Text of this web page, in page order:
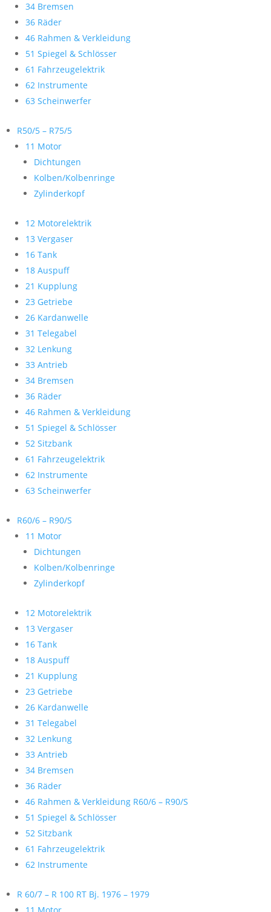
34 Bremsen
36 Räder
46 Rahmen & Verkleidung
51 Spiegel & Schlösser
61 Fahrzeugelektrik
62 Instrumente
63 Scheinwerfer
R50/5 – R75/5
11 Motor
Dichtungen
Kolben/Kolbenringe
Zylinderkopf
12 Motorelektrik
13 Vergaser
16 Tank
18 Auspuff
21 Kupplung
23 Getriebe
26 Kardanwelle
31 Telegabel
32 Lenkung
33 Antrieb
34 Bremsen
36 Räder
46 Rahmen & Verkleidung
51 Spiegel & Schlösser
52 Sitzbank
61 Fahrzeugelektrik
62 Instrumente
63 Scheinwerfer
R60/6 – R90/S
11 Motor
Dichtungen
Kolben/Kolbenringe
Zylinderkopf
12 Motorelektrik
13 Vergaser
16 Tank
18 Auspuff
21 Kupplung
23 Getriebe
26 Kardanwelle
31 Telegabel
32 Lenkung
33 Antrieb
34 Bremsen
36 Räder
46 Rahmen & Verkleidung R60/6 – R90/S
51 Spiegel & Schlösser
52 Sitzbank
61 Fahrzeugelektrik
62 Instrumente
R 60/7 – R 100 RT Bj. 1976 – 1979